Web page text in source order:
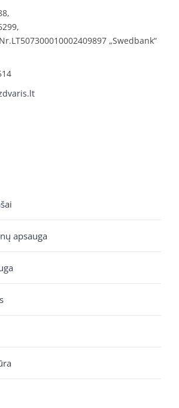
„Swedbank“
apsauga